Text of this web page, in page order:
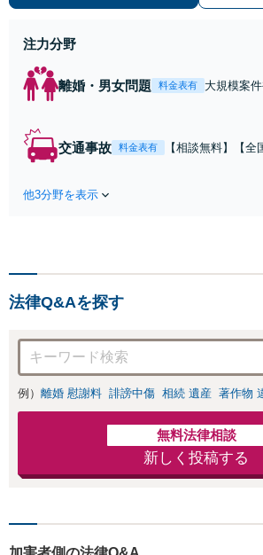
注力分野
離婚・男女問題 料金表有
大規模案件
富
交通事故 料金表有
【相談無料】【全
他3分野を表示
法律Q&Aを探す
例） 離婚 慰謝料 誹謗中傷 相続 遺産 著作物
無料法律相談
新しく投稿する